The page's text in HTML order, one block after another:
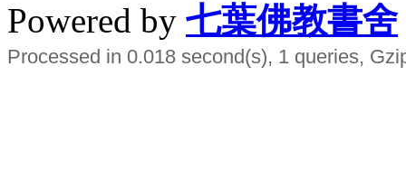
Powered by 七葉佛教書舍
Processed in 0.018 second(s), 1 queries,